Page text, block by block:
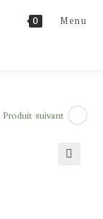
0 Menu
Produit suivant